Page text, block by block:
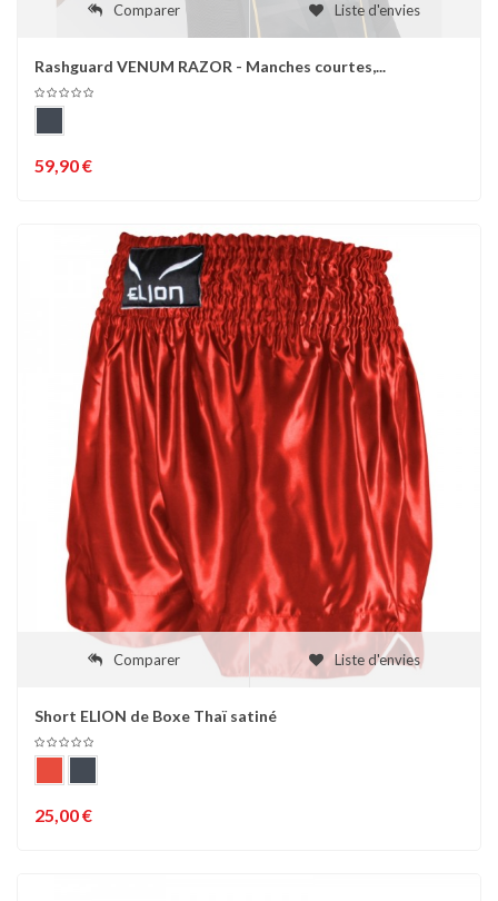
Comparer Liste d'envies
Rashguard VENUM RAZOR - Manches courtes,...
59,90 €
Comparer Liste d'envies
Short ELION de Boxe Thaï satiné
25,00 €